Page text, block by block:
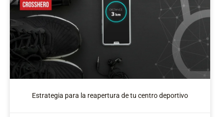
Estrategia para la reapertura de tu centro deportivo